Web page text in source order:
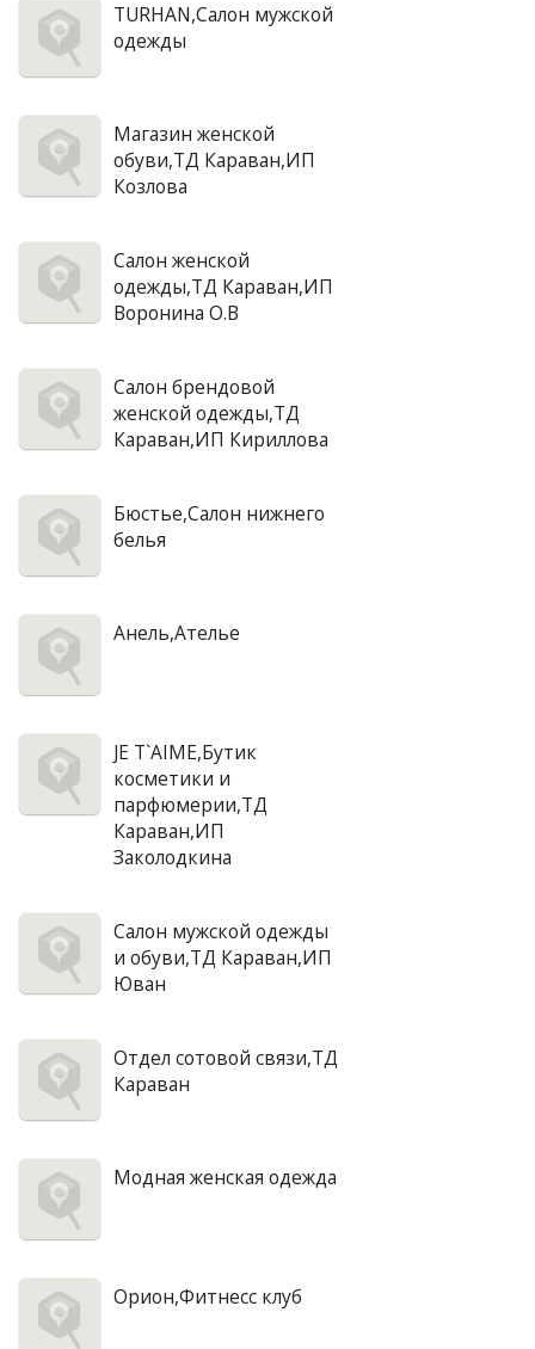
TURHAN,Салон мужской
одежды
Магазин женской
обуви,ТД Караван,ИП
Козлова
Салон женской
одежды,ТД Караван,ИП
Воронина О.В
Салон брендовой
женской одежды,ТД
Караван,ИП Кириллова
Бюстье,Салон нижнего
белья
Анель,Ателье
JE T`AIME,Бутик
косметики и
парфюмерии,ТД
Караван,ИП
Заколодкина
Салон мужской одежды
и обуви,ТД Караван,ИП
Юван
Отдел сотовой связи,ТД
Караван
Модная женская одежда
Орион,Фитнесс клуб